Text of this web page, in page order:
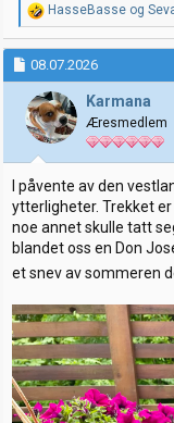
R
e
a
k
s
j
o
n
e
r
:
HasseBasse og
08.07.2026
Karmana
Æresmedlem
I påvente av den
ytterligheter. Trekket
noe annet skulle tatt
blandet oss en Don
et snev av sommeren